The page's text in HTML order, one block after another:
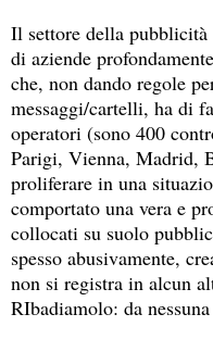
Il settore della pubblicità
di aziende
che, non dando regole
messaggi/cartelli, ha di
operatori (sono 400
Parigi, Vienna, Madrid,
proliferare in una
comportato una vera e
collocati su suolo
spesso abusivamente,
non si registra in alcun
RIbadiamolo: da